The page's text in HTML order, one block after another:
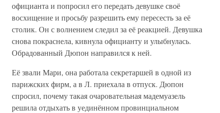
официанта и попросил его передать девушке своё
восхищение и просьбу разрешить ему пересесть за её
столик. Он с волнением следил за её реакцией. Девушка
снова покраснела, кивнула официанту и улыбнулась.
Обрадованный Дюпон направился к ней.
Её звали Мари, она работала секретаршей в одной из
парижских фирм, а в Л. приехала в отпуск. Дюпон
спросил, почему такая очаровательная мадемуазель
решила отдыхать в уединённом провинциальном